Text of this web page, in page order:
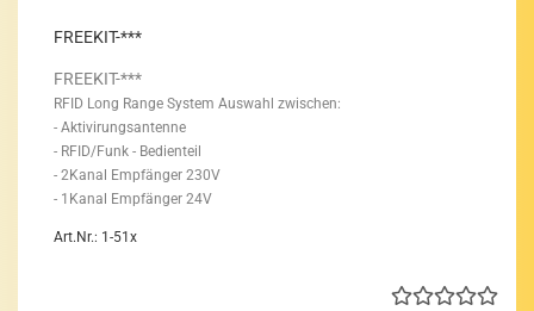
FREEKIT-​​***
FREEKIT-​***
RFID Long Range Sys­tem Aus­wahl zwi­schen:
- Ak­ti­vi­rungs­an­ten­ne
- RFID/Funk - Be­dien­teil
- 2Kanal Emp­fän­ger 230V
- 1Kanal Emp­fän­ger 24V
Art.Nr.: 1-51x